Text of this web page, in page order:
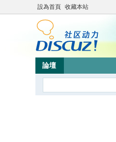
設為首頁 收藏本站
論壇